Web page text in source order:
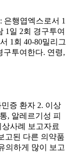
은행엽엑스로서 1
1일 2회 경구투여
1회 40-80밀리그
구투여한다. 연령,
증 환자 2. 이상
, 알레르기성 피
사례 보고자료
고된 다른 의약품
의하게 많이 보고